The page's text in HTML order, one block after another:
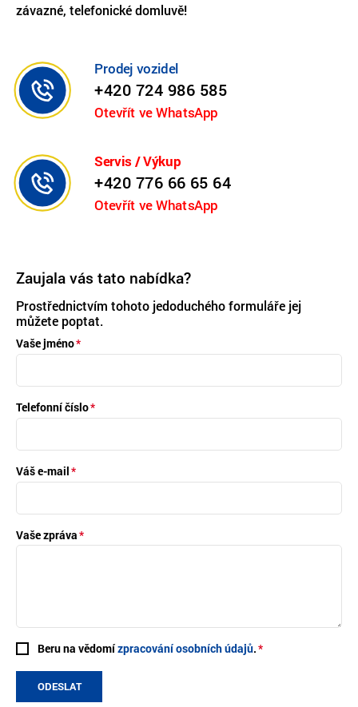
závazné, telefonické domluvě!
Prodej vozidel
+420 724 986 585
Otevřít ve WhatsApp
Servis / Výkup
+420 776 66 65 64
Otevřít ve WhatsApp
Zaujala vás tato nabídka?
Prostřednictvím tohoto jedoduchého formuláře jej
můžete poptat.
Vaše jméno
Telefonní číslo
Váš e-mail
Vaše zpráva
Beru na vědomízpracování osobních údajů.
ODESLAT